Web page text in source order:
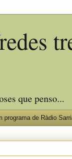
que penso...
programa de Ràdio